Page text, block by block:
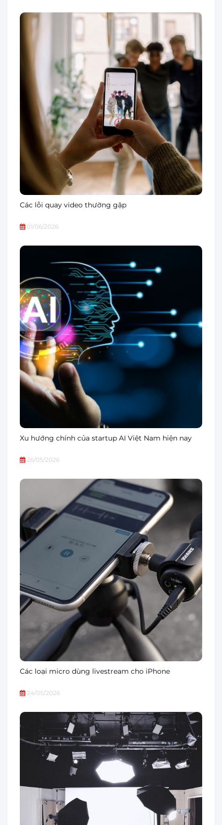
Các lỗi quay video thường gặp
01/06/2026
Xu hướng chính của startup AI Việt Nam hiện nay
26/05/2026
Các loại micro dùng livestream cho iPhone
24/05/2026